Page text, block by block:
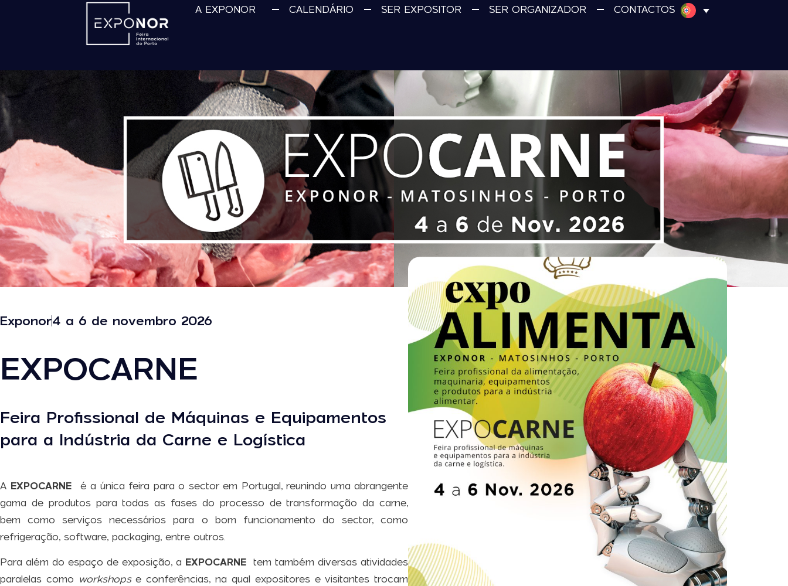
A EXPONOR CALENDÁRIO SER EXPOSITOR SER ORGANIZADOR CONTACTOS
Exponor4 a 6 de novembro 2026
EXPOCARNE
Feira Profissional de Máquinas e Equipamentos
para a Indústria da Carne e Logística
A EXPOCARNE é a única feira para o sector em Portugal, reunindo uma abrangente
gama de produtos para todas as fases do processo de transformação da carne,
bem como serviços necessários para o bom funcionamento do sector, como
refrigeração, software, packaging, entre outros.
Para além do espaço de exposição, a EXPOCARNE tem também diversas atividades
paralelas como workshopse conferências, na qual expositores e visitantes trocam